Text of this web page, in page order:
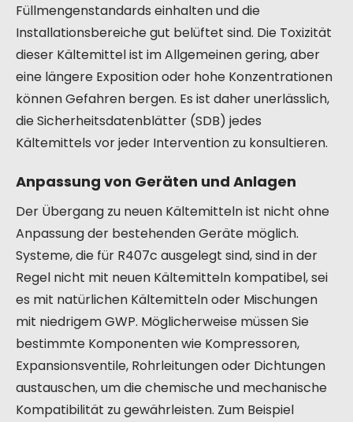
Füllmengenstandards einhalten und die
Installationsbereiche gut belüftet sind. Die Toxizität
dieser Kältemittel ist im Allgemeinen gering, aber
eine längere Exposition oder hohe Konzentrationen
können Gefahren bergen. Es ist daher unerlässlich,
die Sicherheitsdatenblätter (SDB) jedes
Kältemittels vor jeder Intervention zu konsultieren.
Anpassung von Geräten und Anlagen
Der Übergang zu neuen Kältemitteln ist nicht ohne
Anpassung der bestehenden Geräte möglich.
Systeme, die für R407c ausgelegt sind, sind in der
Regel nicht mit neuen Kältemitteln kompatibel, sei
es mit natürlichen Kältemitteln oder Mischungen
mit niedrigem GWP. Möglicherweise müssen Sie
bestimmte Komponenten wie Kompressoren,
Expansionsventile, Rohrleitungen oder Dichtungen
austauschen, um die chemische und mechanische
Kompatibilität zu gewährleisten. Zum Beispiel